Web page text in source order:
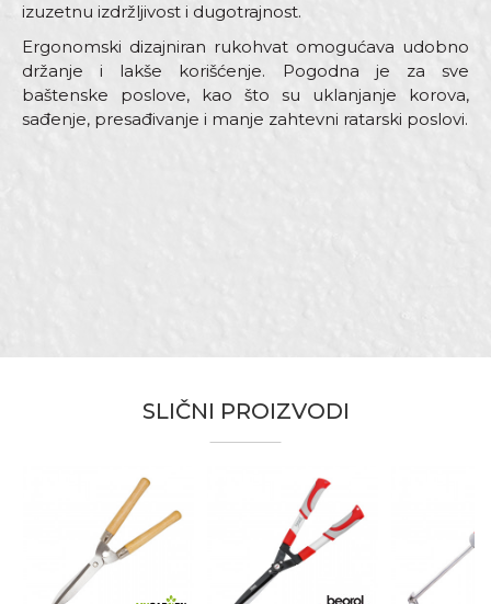
izuzetnu izdržljivost i dugotrajnost.
Ergonomski dizajniran rukohvat omogućava udobno
držanje i lakše korišćenje. Pogodna je za sve
baštenske poslove, kao što su uklanjanje korova,
sađenje, presađivanje i manje zahtevni ratarski poslovi.
Zanati
Baštovani, Hobby
Beorol
Anti-spam zaštita - izračunajte koliko je 9 - 4 :
SLIČNI PROIZVODI